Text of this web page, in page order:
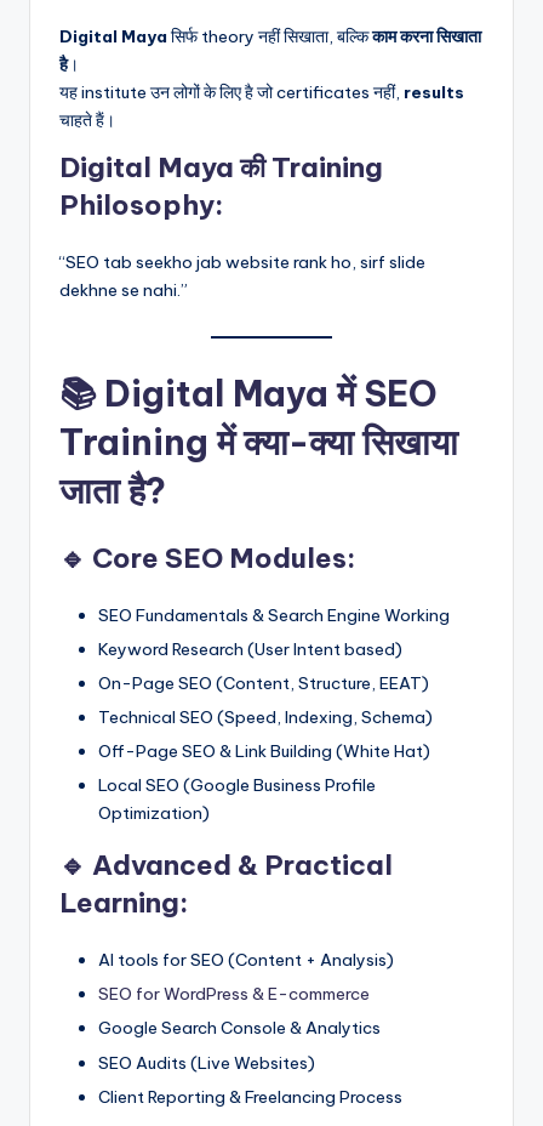
Digital Maya सिर्फ theory नहीं सिखाता, बल्किकाम करना सिखाता
है।
यह institute उन लोगों के लिए है जो certificates नहीं, results
चाहते हैं।
Digital Maya की Training
Philosophy:
“SEO tab seekho jab website rank ho, sirf slide
dekhne se nahi.”
📚 Digital Maya में SEO
Training में क्या-क्या सिखाया
जाता है?
🔹 Core SEO Modules:
SEO Fundamentals & Search Engine Working
Keyword Research (User Intent based)
On-Page SEO (Content, Structure, EEAT)
Technical SEO (Speed, Indexing, Schema)
Off-Page SEO & Link Building (White Hat)
Local SEO (Google Business Profile
Optimization)
🔹 Advanced & Practical
Learning:
AI tools for SEO (Content + Analysis)
SEO for WordPress & E-commerce
Google Search Console & Analytics
SEO Audits (Live Websites)
Client Reporting & Freelancing Process